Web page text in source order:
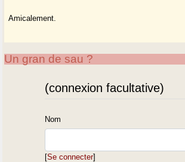
Amicalement.
Un gran de sau ?
(connexion facultative)
Nom
[Se connecter]